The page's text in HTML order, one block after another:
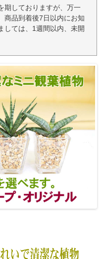
期しておりますが、万一
商品到着後7日以内にお知
しては、1週間以内、未開